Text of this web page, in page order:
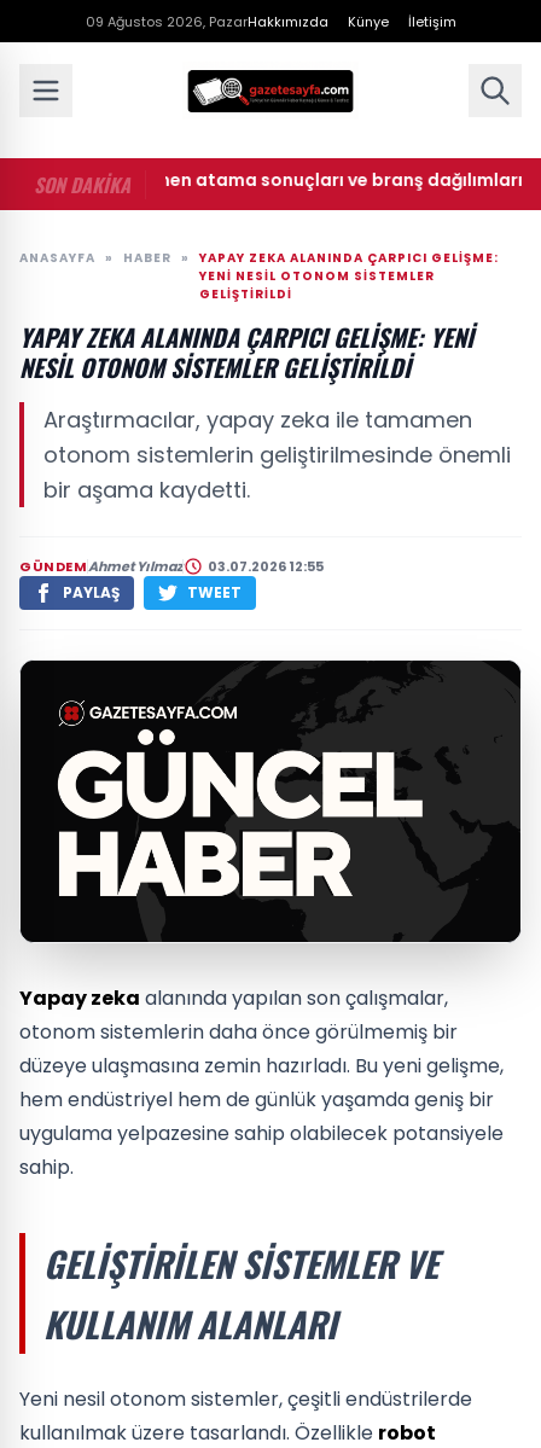
09 Ağustos 2026, PazarHakkımızda Künye İletişim
SON DAKİKA
• MEB öğretmen atama sonuçları ve branş dağılımları
ANASAYFA » HABER »
YAPAY ZEKA ALANINDA ÇARPICI GELIŞME:
YENI NESIL OTONOM SISTEMLER
GELIŞTIRILDI
YAPAY ZEKA ALANINDA ÇARPICI GELIŞME: YENI
NESIL OTONOM SISTEMLER GELIŞTIRILDI
Araştırmacılar, yapay zeka ile tamamen
otonom sistemlerin geliştirilmesinde önemli
bir aşama kaydetti.
GÜNDEMAhmet Yılmaz 03.07.2026 12:55
PAYLAŞ TWEET
Yapay zeka alanında yapılan son çalışmalar,
otonom sistemlerin daha önce görülmemiş bir
düzeye ulaşmasına zemin hazırladı. Bu yeni gelişme,
hem endüstriyel hem de günlük yaşamda geniş bir
uygulama yelpazesine sahip olabilecek potansiyele
sahip.
GELIŞTIRILEN SISTEMLER VE
KULLANIM ALANLARI
Yeni nesil otonom sistemler, çeşitli endüstrilerde
kullanılmak üzere tasarlandı. Özellikle robot